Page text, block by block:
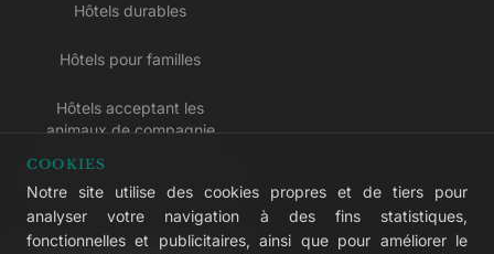
Hôtels durables
Hôtels pour familles
Hôtels acceptant les
animaux de compagnie
Hôtels tout compris
COOKIES
Notre site utilise des cookies propres et de tiers pour
analyser votre navigation à des fins statistiques,
fonctionnelles et publicitaires, ainsi que pour améliorer le